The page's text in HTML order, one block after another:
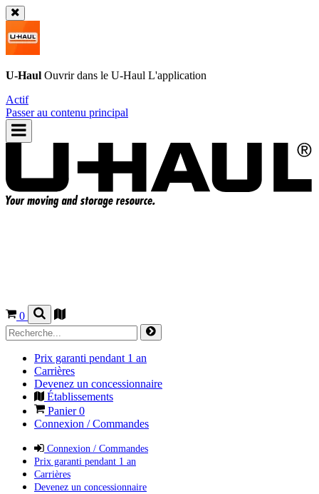
U-Haul Ouvrir dans le U-Haul L'application
Actif
Passer au contenu principal
0
Prix garanti pendant 1 an
Carrières
Devenez un concessionnaire
Établissements
Panier0
Connexion / Commandes
Connexion / Commandes
Prix garanti pendant 1 an
Carrières
Devenez un concessionnaire